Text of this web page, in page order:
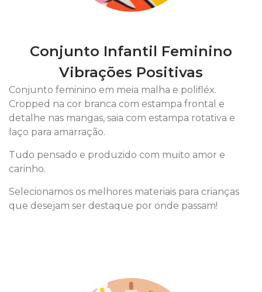
Conjunto Infantil Feminino
Vibrações Positivas
Conjunto feminino em meia malha e polifléx.
Cropped na cor branca com estampa frontal e
detalhe nas mangas, saia com estampa rotativa e
laço para amarração.
Tudo pensado e produzido com muito amor e
carinho.
Selecionamos os melhores materiais para crianças
que desejam ser destaque por onde passam!